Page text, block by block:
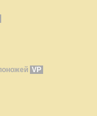
VP